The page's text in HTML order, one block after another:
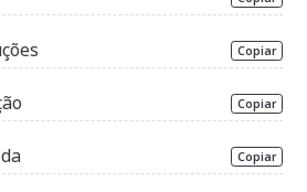
Copiar
Copiar
Copiar